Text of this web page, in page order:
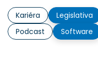
Kariéra Legislativa
Podcast
Software